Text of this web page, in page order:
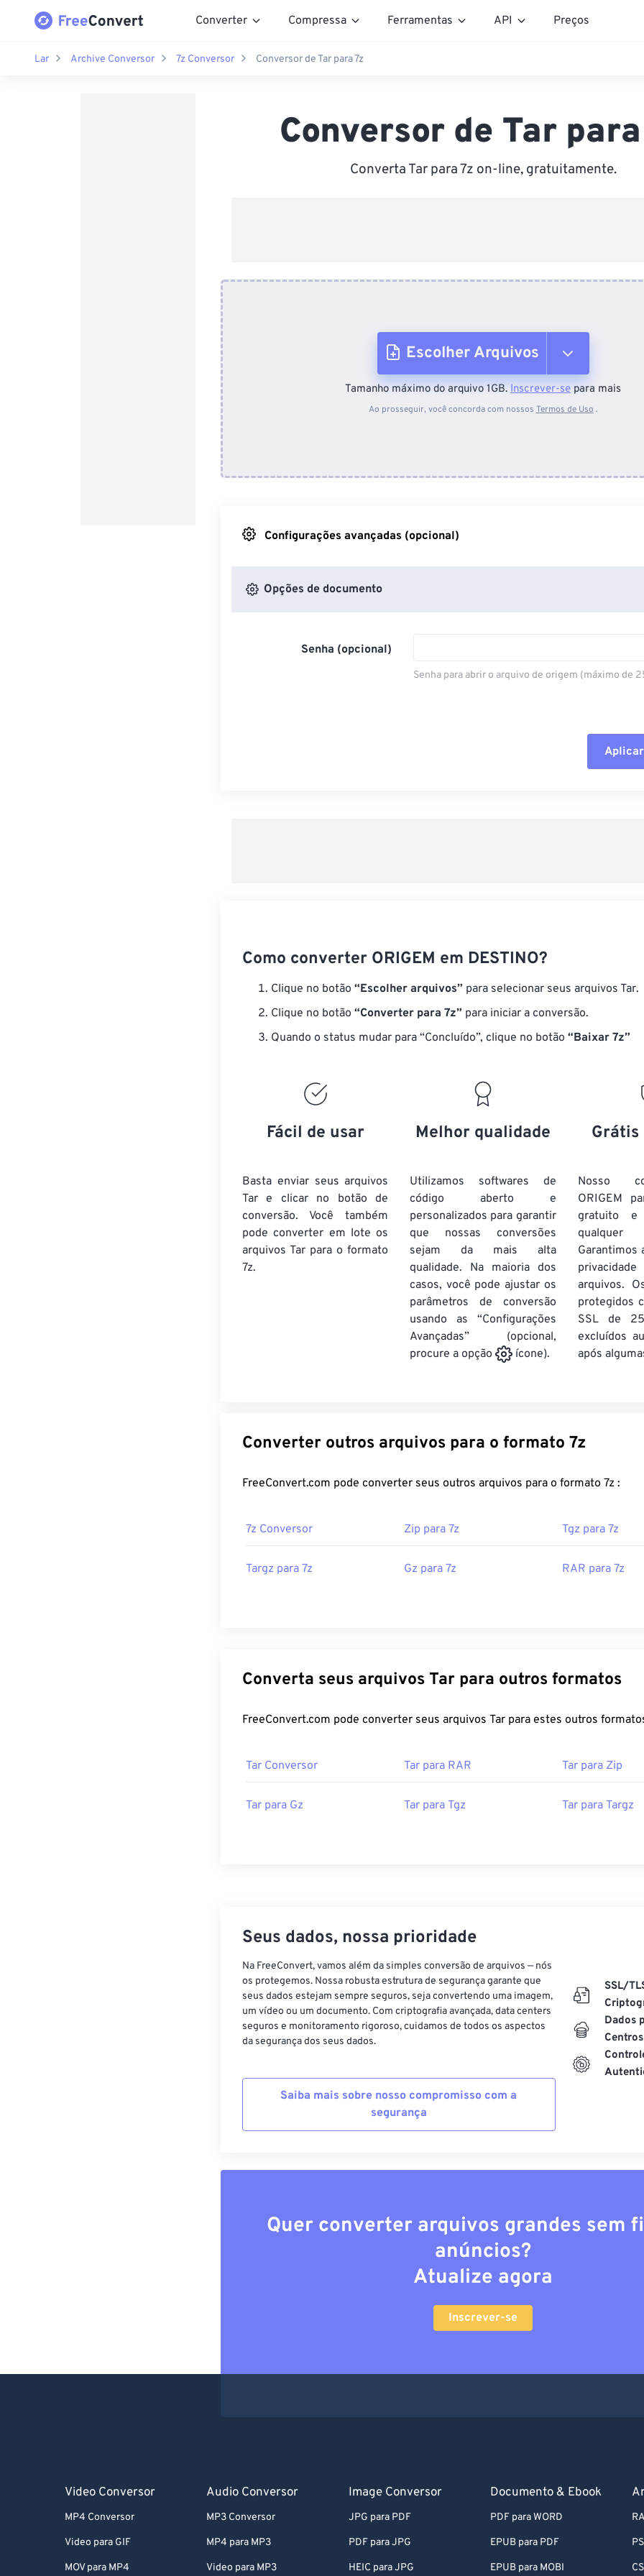
Converter Compressa Ferramentas API Preços
Lar Archive Conversor 7z Conversor Conversor de Tar para 7z
Conversor de Tar
Converta Tar para 7z on-line, gratuitamente.
Escolher Arquivos
Do dispositivo
Tamanho máximo do arquivo 1GB. Inscrever-se para mais
Ao prosseguir, você concorda com nossos Termos de Uso .
Configurações avançadas (opcional)
Opções de documento
Senha (opcional)
Senha para abrir o arquivo de origem (máximo de
Como converter ORIGEM em DESTINO?
Clique no botão “Escolher arquivos” para selecionar seus arquivos Tar.
Clique no botão “Converter para 7z” para iniciar a conversão.
Quando o status mudar para “Concluído”, clique no botão “Baixar 7z”
Fácil de usar
Basta enviar seus arquivos
Tar e clicar no botão de
conversão. Você também
pode converter em loteos
arquivos Tar para o formato
7z.
Melhor qualidade
Utilizamos softwares de
código aberto e
personalizados para garantir
que nossas conversões
sejam da mais alta
qualidade. Na maioria dos
casos, você pode ajustar os
parâmetros de conversão
usando as “Configurações
Avançadas” (opcional,
procure a opção
ícone).
Grátis
Nosso
ORIGEM
gratuito e
qualquer
Garantimos
arquivos.
protegidos
SSL de
excluídos
após
Converter outros arquivos para o formato 7z
FreeConvert.com pode converter seus outros arquivos para o formato 7z :
7z Conversor Zip para 7z Tgz para 7z
Targz para 7z Gz para 7z RAR para 7z
Converta seus arquivos Tar para outros formatos
FreeConvert.com pode converter seus arquivos Tar para estes outros
Tar Conversor Tar para RAR Tar para Zip
Tar para Gz Tar para Tgz Tar para Targz
Seus dados, nossa prioridade
Na FreeConvert, vamos além da simples conversão de arquivos — nós
os protegemos. Nossa robusta estrutura de segurança garante que
seus dados estejam sempre seguros, seja convertendo uma imagem,
um vídeo ou um documento. Com criptografia avançada, data centers
seguros e monitoramento rigoroso, cuidamos de todos os aspectos
da segurança dos seus dados.
Saiba mais sobre nosso compromisso com a
segurança
SSL/
Dados
Centros
Quer converter arquivos grandes sem
anúncios?
Atualize agora
Inscrever-se
Video Conversor
MP4 Conversor
Video para GIF
MOV para MP4
Audio Conversor
MP3 Conversor
MP4 para MP3
Video para MP3
Image Conversor
JPG para PDF
PDF para JPG
HEIC para JPG
Documento & Ebook
PDF para WORD
EPUB para PDF
EPUB para MOBI